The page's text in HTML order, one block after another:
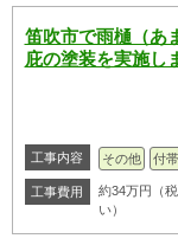
笛吹市で雨樋（あ
庇の塗装を実施し
工事内容 その他 付
工事費用
約34万円（
い）